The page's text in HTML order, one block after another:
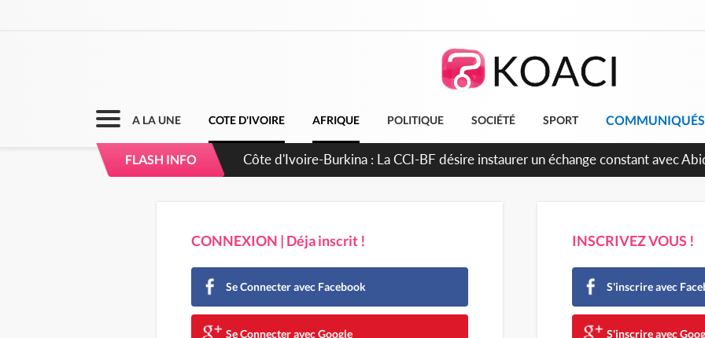
A LA UNE COTE D'IVOIRE AFRIQUE POLITIQUE SOCIÉTÉ SPORT COMMUNIQUÉS
FLASH INFO
Côte d'Ivoire-Burkina : La CCI-BF désire instaurer un échange constant avec
CONNEXION | Déja inscrit !
Se Connecter avec Facebook
Se Connecter avec Google
INSCRIVEZ VOUS !
S'inscrire avec
S'inscrire avec